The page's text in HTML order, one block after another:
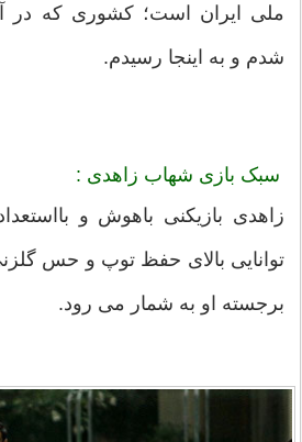
ملی ایران است؛ کشوری که در
شدم و به اینجا رسیدم.
سبک بازی شهاب زاهدی :
زاهدی بازیکنی باهوش و
توانایی بالای حفظ توپ و حس
برجسته او به شمار می رود.